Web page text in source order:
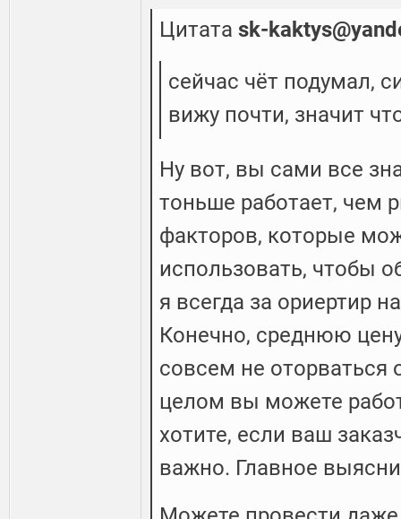
Цитата sk-
сейчас чёт подумал,
вижу почти, значит
Ну вот, вы сами все
тоньше работает, чем
факторов, которые
использовать, чтобы
я всегда за ориертир
Конечно, среднюю
совсем не оторваться
целом вы можете
хотите, если ваш
важно. Главное